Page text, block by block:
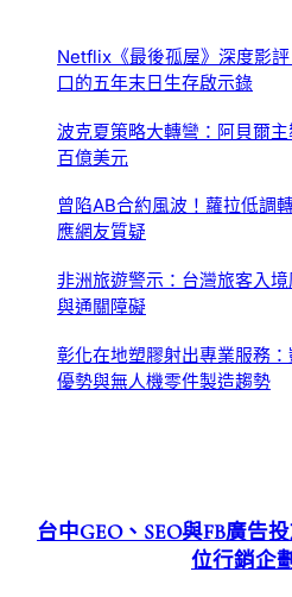
Netflix《最後孤屋》深度影
口的五年末日生存啟示錄
波克夏策略大轉彎：阿貝爾
百億美元
曾陷AB合約風波！蘿拉低調
應網友質疑
非洲旅遊警示：台灣旅客入
與通關障礙
彰化在地塑膠射出專業服務
優勢與無人機零件製造趨勢
台中GEO、SEO與FB廣告
位行銷企